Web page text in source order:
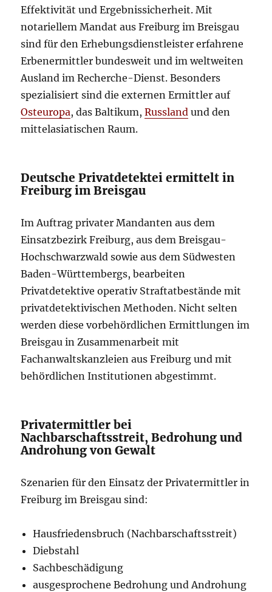
Effektivität und Ergebnissicherheit. Mit
notariellem Mandat aus Freiburg im Breisgau
sind für den Erhebungsdienstleister erfahrene
Erbenermittler bundesweit und im weltweiten
Ausland im Recherche-Dienst. Besonders
spezialisiert sind die externen Ermittler auf
Osteuropa, das Baltikum,Russland und den
mittelasiatischen Raum.
Deutsche Privatdetektei ermittelt in
Freiburg im Breisgau
Im Auftrag privater Mandanten aus dem
Einsatzbezirk Freiburg, aus dem Breisgau-
Hochschwarzwald sowie aus dem Südwesten
Baden-Württembergs, bearbeiten
Privatdetektive operativ Straftatbestände mit
privatdetektivischen Methoden. Nicht selten
werden diese vorbehördlichen Ermittlungen im
Breisgau in Zusammenarbeit mit
Fachanwaltskanzleien aus Freiburg und mit
behördlichen Institutionen abgestimmt.
Privatermittler bei
Nachbarschaftsstreit, Bedrohung und
Androhung von Gewalt
Szenarien für den Einsatz der Privatermittler in
Freiburg im Breisgau sind:
Hausfriedensbruch (Nachbarschaftsstreit)
Diebstahl
Sachbeschädigung
ausgesprochene Bedrohung und Androhung